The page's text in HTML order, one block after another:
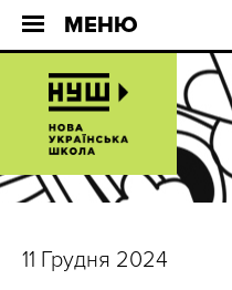
МЕНЮ
11 Грудня 2024